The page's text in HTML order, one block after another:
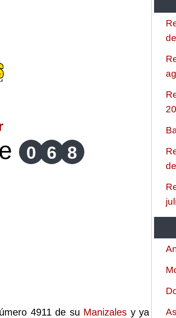
0 6 8
4911 de su Manizales y ya